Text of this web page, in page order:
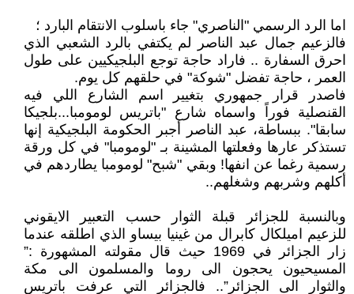
اما ​الرد الرسمي "الناصري" جاء باسلوب الانتقام البارد ؛
فالزعيم جمال عبد الناصر لم يكتفي بالرد الشعبي الذي
احرق السفارة .. فاراد حاجة توجع البلجيكيين على طول
العمر ، حاجة تفضل "شوكة" في حلقهم كل يوم.
فاصدر قرار جمهوري بتغيير اسم الشارع اللي فيه
القنصلية فوراً واسماه شارع "باتريس لومومبا...بلجيكا
سابقا". ​ببساطة، عبد الناصر أجبر الحكومة البلجيكية إنها
تستذكر عارها وفعلتها المشينة بـ "لومومبا" في كل ورقة
رسمية رغما عن انفها! وبقي "شبح" لومومبا يطاردهم في
أكلهم وشربهم وشغلهم..
وبالنسبة للجزائر قبلة الثوار حسب التعبير الايقوني
للزعيم اميلكال كابرال من غينيا بيساو الذي اطلقه عندما
زار الجزائر في 1969 حيث قال مقولته المشهورة :”
المسيحيون يحجون الى روما والمسلمون الى مكة
والثوار الى الجزائر”.. فالجزائر التي عرفت باتريس